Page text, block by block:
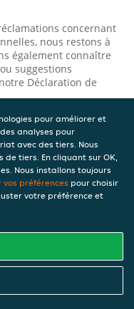
concernant
nous restons à
également connaître
suggestions
Déclaration de
à caractère personnel
les mesures
à caractère
l’accès non
la modification non
pas correctement
abusif, veuillez
.
pour améliorer et
analyses pour
avec des tiers. Nous
de tiers. En cliquant sur OK,
Nous installons toujours
vos préférences pour choisir
votre préférence et